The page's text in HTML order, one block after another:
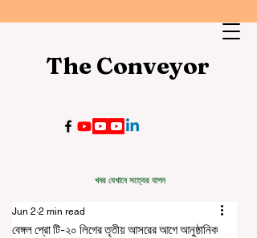
The Conveyor
খবর যেখানে সত্যের যাপন
বেঙ্গল প্রো টি-২০ লিগের তৃতীয় আসরের আগে আনুষ্ঠানিক
Jun 2 2 min read